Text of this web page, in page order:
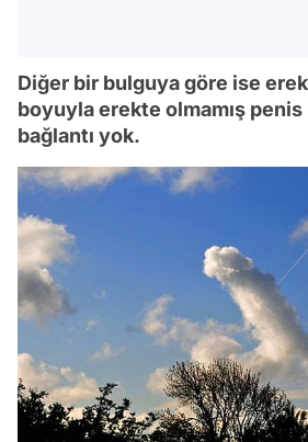
Diğer bir bulguya göre ise
boyuyla erekte olmamış penis
bağlantı yok.